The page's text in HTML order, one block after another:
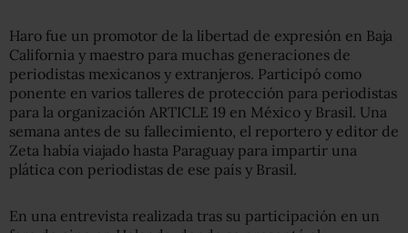
Haro fue un promotor de la libertad de expresión en Baja
California y maestro para muchas generaciones de
periodistas mexicanos y extranjeros. Participó como
ponente en varios talleres de protección para periodistas
para la organización ARTICLE 19 en México y Brasil. Una
semana antes de su fallecimiento, el reportero y editor de
Zeta había viajado hasta Paraguay para impartir una
plática con periodistas de ese país y Brasil.
En una entrevista realizada tras su participación en un